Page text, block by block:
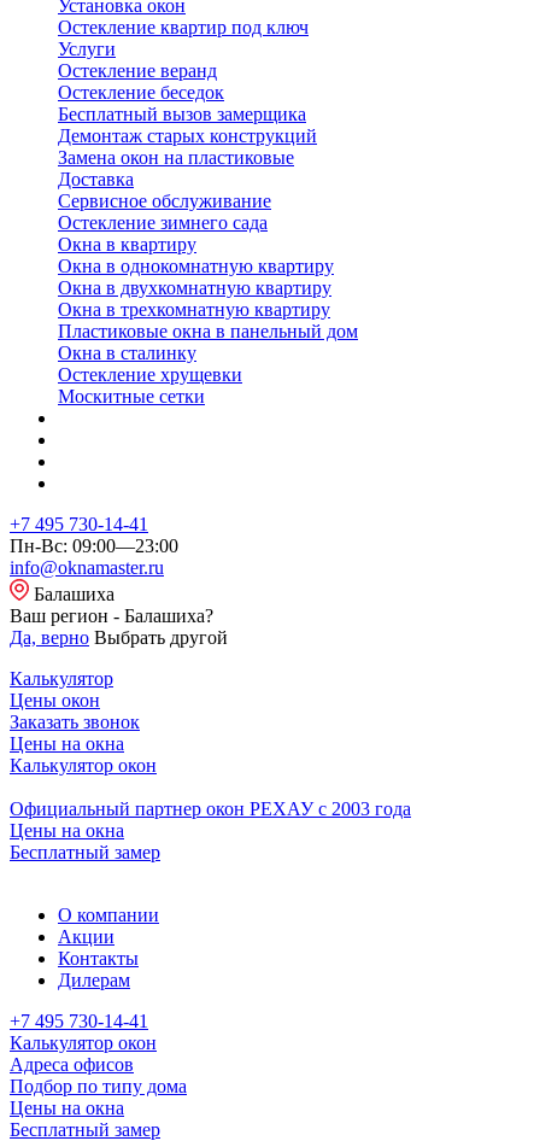
Установка окон
Остекление квартир под ключ
Услуги
Остекление веранд
Остекление беседок
Бесплатный вызов замерщика
Демонтаж старых конструкций
Замена окон на пластиковые
Доставка
Сервисное обслуживание
Остекление зимнего сада
Окна в квартиру
Окна в однокомнатную квартиру
Окна в двухкомнатную квартиру
Окна в трехкомнатную квартиру
Пластиковые окна в панельный дом
Окна в сталинку
Остекление хрущевки
Москитные сетки
+7 495 730-14-41
Пн-Вс: 09:00—23:00
info@oknamaster.ru
Балашиха
Ваш регион - Балашиха?
Да, верно Выбрать другой
Калькулятор
Цены окон
Заказать звонок
Цены на окна
Калькулятор окон
Официальный партнер окон РЕХАУ с 2003 года
Цены на окна
Бесплатный замер
О компании
Акции
Контакты
Дилерам
+7 495 730-14-41
Калькулятор окон
Адреса офисов
Подбор по типу дома
Цены на окна
Бесплатный замер